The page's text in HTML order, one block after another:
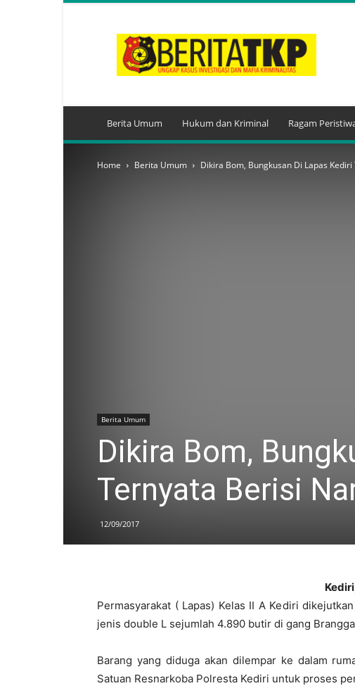
Berita Umum Hukum dan Kriminal Ragam
Home Berita Umum Dikira Bom, Bungkusan Di Lapas
Berita Umum
Dikira Bom,
Ternyata Berisi
12/09/2017
Permasyarakat ( Lapas) Kelas II A Kediri
jenis double L sejumlah 4.890 butir di gang
Barang yang diduga akan dilempar ke dalam
Satuan Resnarkoba Polresta Kediri untuk proses